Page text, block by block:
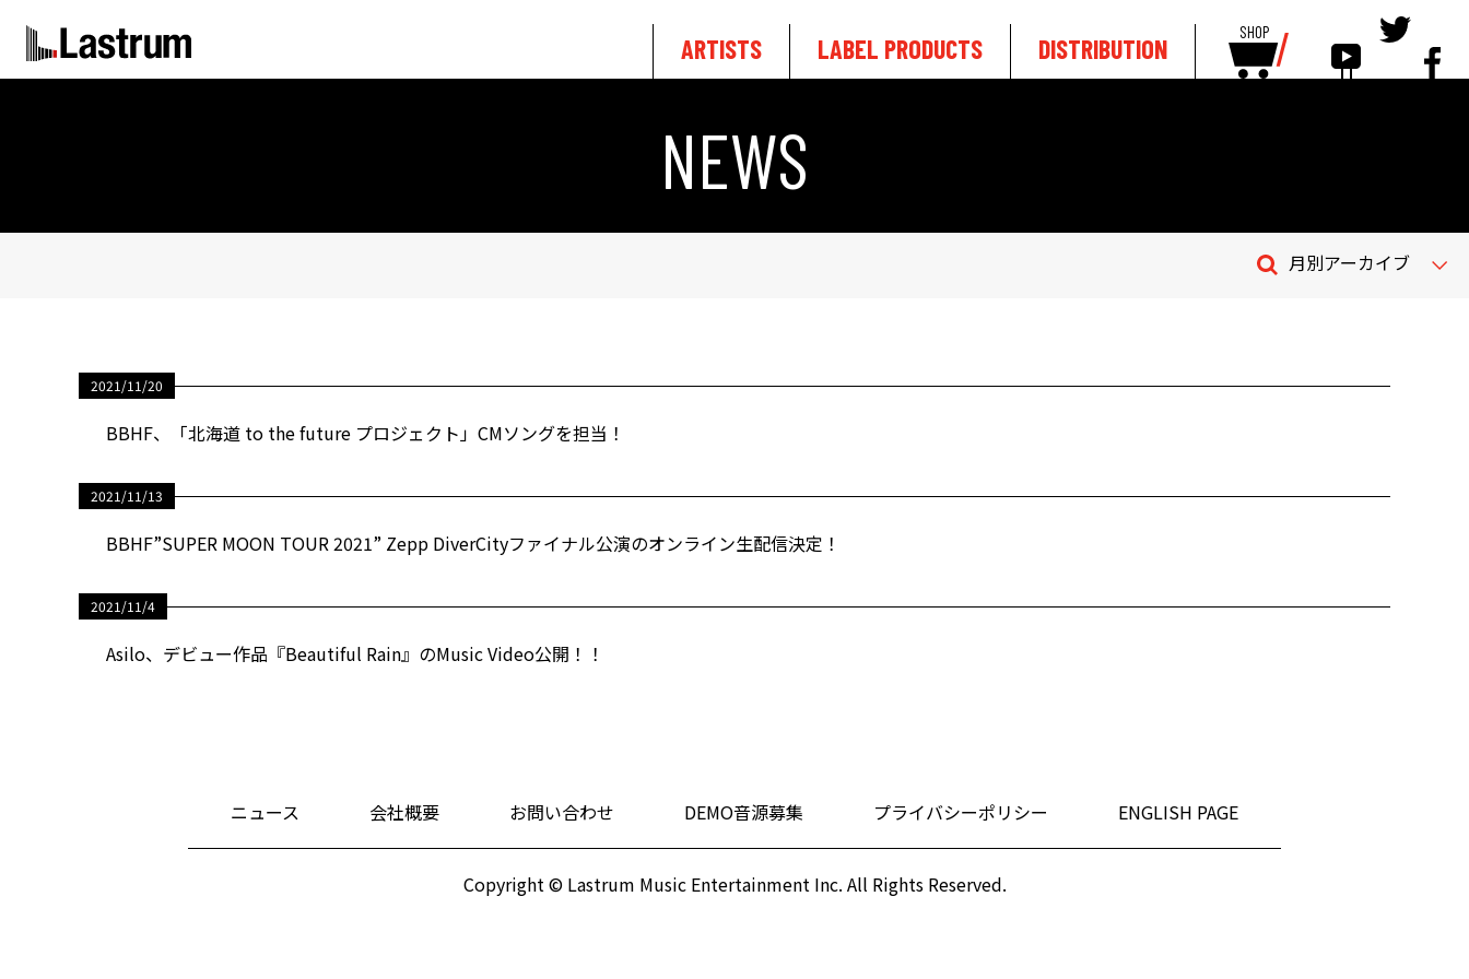
ARTISTS LABEL PRODUCTS DISTRIBUTION
SHOP
NEWS
月別アーカイブ
2021/11/20
BBHF、「北海道 to the future プロジェクト」CMソングを担当！
2021/11/13
BBHF”SUPER MOON TOUR 2021” Zepp DiverCityファイナル公演のオンライン生配信決定！
2021/11/4
Asilo、デビュー作品『Beautiful Rain』のMusic Video公開！！
ニュース 会社概要 お問い合わせ DEMO音源募集 プライバシーポリシー ENGLISH PAGE
Copyright © Lastrum Music Entertainment Inc. All Rights Reserved.